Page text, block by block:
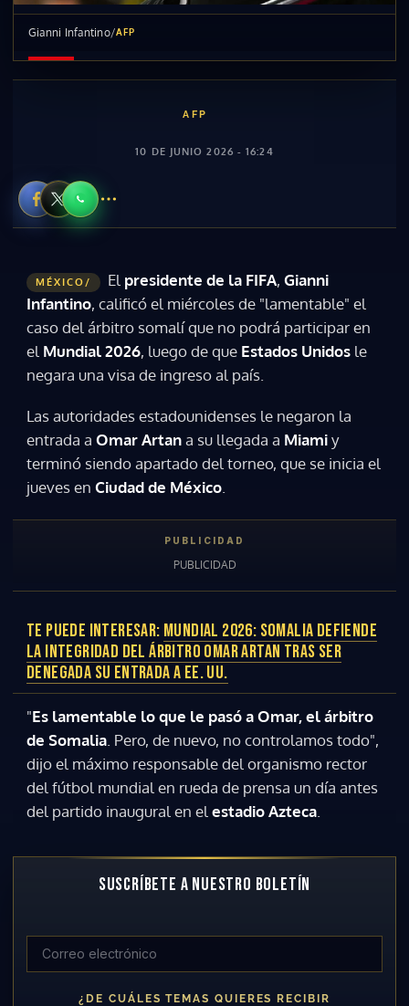
Gianni Infantino/AFP
AFP
10 DE JUNIO 2026 - 16:24
MÉXICO/ El presidente de la FIFA, Gianni
Infantino, calificó el miércoles de "lamentable" el
caso del árbitro somalí que no podrá participar en
el Mundial 2026, luego de que Estados Unidos le
negara una visa de ingreso al país.
Las autoridades estadounidenses le negaron la
entrada a Omar Artana su llegada a Miamiy
terminó siendo apartado del torneo, que se inicia el
jueves en Ciudad de México
TE PUEDE INTERESAR: MUNDIAL 2026: SOMALIA DEFIENDE
LA INTEGRIDAD DEL ÁRBITRO OMAR ARTAN TRAS SER
DENEGADA SU ENTRADA A EE. UU.
"Es lamentable lo que le pasó a Omar, el árbitro
de Somalia . Pero, de nuevo, no controlamos todo",
dijo el máximo responsable del organismo rector
del fútbol mundial en rueda de prensa un día antes
del partido inaugural en el estadio Azteca
SUSCRÍBETE A NUESTRO BOLETÍN
¿DE CUÁLES TEMAS QUIERES RECIBIR